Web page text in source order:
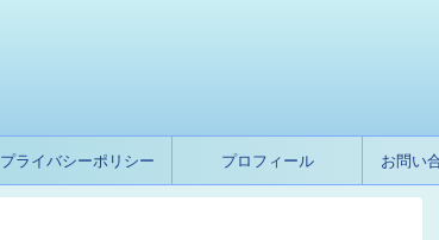
プライバシーポリシー プロフィール お問い